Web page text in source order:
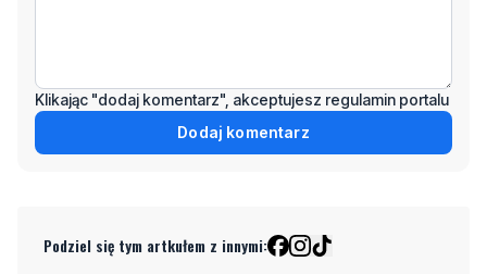
Klikając "dodaj komentarz", akceptujesz regulamin portalu
Dodaj komentarz
Podziel się tym artkułem z innymi: